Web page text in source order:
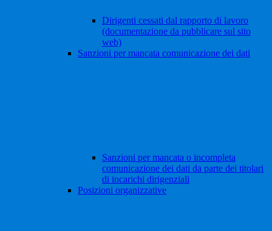
Dirigenti cessati dal rapporto di lavoro
(documentazione da pubblicare sul sito
web)
Sanzioni per mancata comunicazione dei dati
Sanzioni per mancata o incompleta
comunicazione dei dati da parte dei titolari
di incarichi dirigenziali
Posizioni organizzative